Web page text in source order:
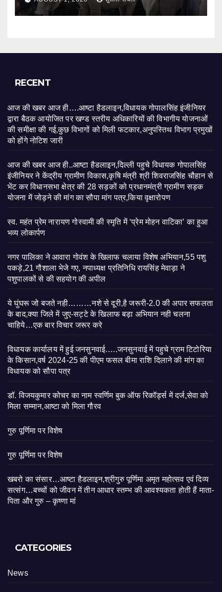
मेवाड़ा ने पशुपालकों से की सहयोग की अपील
RECENT
आज की खबर आज ही….आष्टा हैडलाइन,विधायक गोपालसिंह इंजीनियर
द्वारा बैठक आयोजित पर खण्ड स्तरीय अधिकारियों की विभागीय योजनाओं
की समीक्षा की गई,कुछ विभागों को मिली फटकार,अनुपस्तिथ विभाग प्रमुखों
को होंगे नोटिश जारी
आज की खबर आज ही..आष्टा हैडलाइन,दिल्ली पहुचे विधायक गोपालसिंह
इंजीनियर ने केंद्रीय ग्रामीण विकास,कृषि मंत्री श्री शिवराजसिंह चौहान से
भेंट कर विधानसभा क्षेत्र की 28 सड़कों को प्रधानमंत्री ग्रामीण सड़क
योजना में जोड़ने की मांग का सौपा मांग पत्र,किया वृक्षारोपण
स्व. महंत प्रेम नारायण गोस्वामी की स्मृति में ‘प्रेम मोहन वाटिका’ का हुआ
भव्य लोकार्पण
नगर पालिका ने आवारा गोवंश के खिलाफ चलाया विशेष अभियान,55 पशु
पकड़े,21 गौशाला भेजे गए, नपाध्यक्ष प्रतिनिधि रायसिंह मेवाड़ा ने
पशुपालकों से की सहयोग की अपील
ये घुंघरू जो बजते नही………नशे से दूरी,है जरूरी-2.0 की अपार सफलता
के बाद,क्या जिले में जुए-सट्टे के खिलाफ बड़ा अभियान नही चलना
चाहिये…एक बार विचार जरूर करे
विधायक कार्यालय में हुई जनसुनवाई…..जनसुनवाई में पहुचे ग्राम टिटोरिया
के किसान,वर्ष 2024-25 की पीएम फसल बीमा राशि दिलाने की मांग का
विधायक को सौपा पत्र
डॉ. विजयकुमार कोचर का नाम स्वर्णिम बुक ऑफ रिकॉर्ड्स में दर्ज,सेवा को
मिला सम्मान,आष्टा को मिला गौरव
गुरु पूर्णिमा पर विशेष
गुरु पूर्णिमा पर विशेष
खबरो का संसार…आष्टा हैडलाइन,श्रीगुरु पूर्णिमा अमृत महोत्सव एवं दिव्य
सत्संग…बच्चों को जीवन में तीन आधार स्तम्भ की आवश्यकता होती हैं माता-
पिता और गुरु – कृष्णा मां
CATEGORIES
News